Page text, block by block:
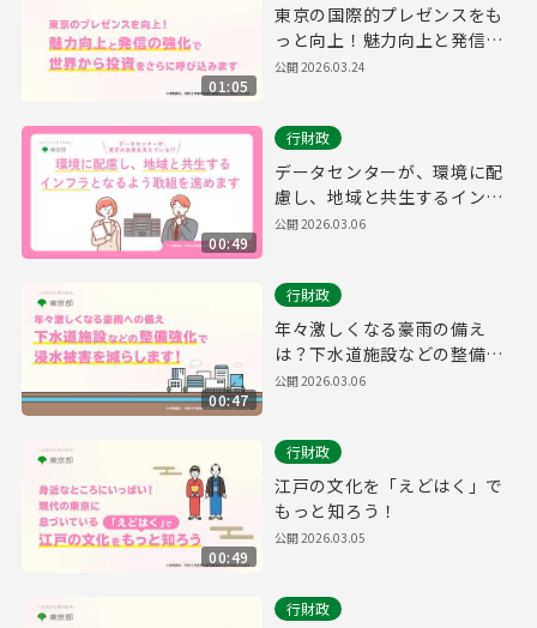
01:05
東京の国際的プレゼンスをも
っと向上！魅力向上と発信の
強化で、世界から投資をさら
公開2026.03.24
00:49
行財政
データセンターが、環境に配
慮し、地域と共生するインフ
ラとなるよう、取組を進めま
公開2026.03.06
00:47
行財政
年々激しくなる豪雨の備え
は？下水道施設などの整備を
強化することで浸水被害を減
公開2026.03.06
00:49
行財政
江戸の文化を「えどはく」で
もっと知ろう！
公開2026.03.05
行財政